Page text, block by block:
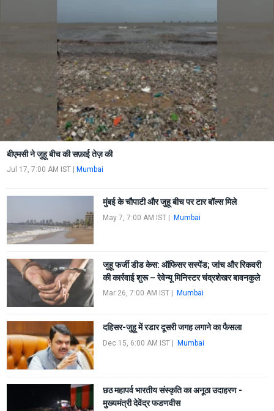
बीएमसी ने जुहू बीच की सफ़ाई तेज़ की
Jul 17, 7:00 AM IST Mumbai
मुंबई के चौपाटी और जुहू बीच पर टार बॉल्स मिले
May 7, 7:00 AM IST| Mumbai
जुहू फर्जी डीड केस: ऑफिसर सस्पेंड; जांच और रिकवरी
की कार्रवाई शुरू – रेवेन्यू मिनिस्टर चंद्रशेखर बावनकुले
Mar 26, 7:00 AM IST| Mumbai
दहिसर-जुहू में रडार दूसरी जगह लगाने का फैसला
Dec 15, 6:00 AM IST| Mumbai
छठ महापर्व भारतीय संस्कृति का अनूठा उदाहरण -
मुख्यमंत्री देवेंद्र फडणवीस